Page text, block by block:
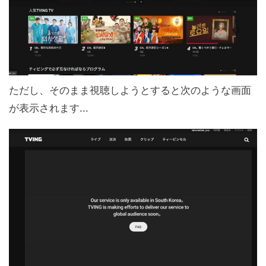
ただし、そのまま視聴しようとすると次のような画面
が表示されます...